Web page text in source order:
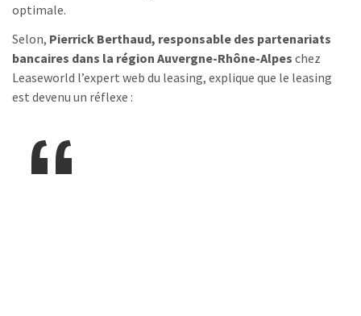
optimale.
Selon, Pierrick Berthaud, responsable des partenariats
bancaires dans la région Auvergne-Rhône-Alpes chez
Leaseworld l’expert web du leasing, explique que le leasing
est devenu un réflexe :